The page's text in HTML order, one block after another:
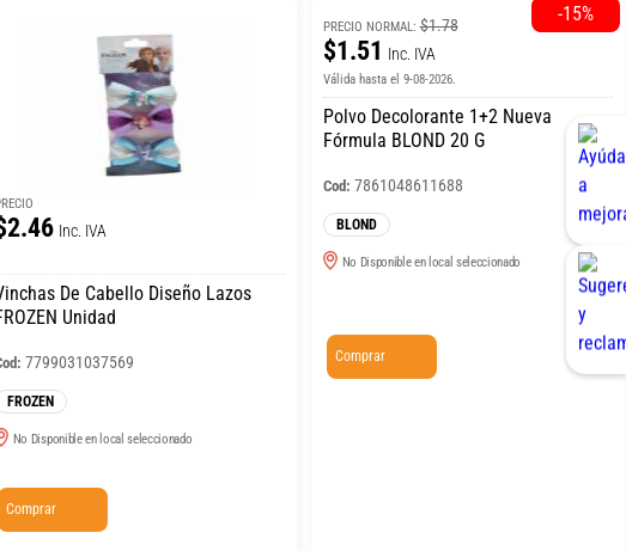
Inc. IVA
De Cabello Diseño Lazos
Unidad
7799031037569
FROZEN
No Disponible en local seleccionado
Comprar
PRECIO NORMAL:$1.78
$1.51 Inc. IVA
Válida hasta el 9-08-2026.
Polvo Decolorante 1+2 Nueva
Fórmula BLOND 20 G
Cod: 7861048611688
BLOND
No Disponible en local seleccionado
Comprar
-15%